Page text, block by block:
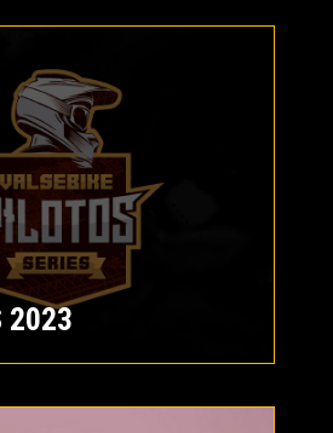
2023